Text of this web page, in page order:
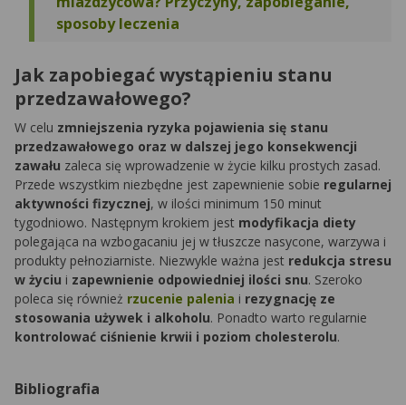
sposoby leczenia
Jak zapobiegać wystąpieniu stanu
przedzawałowego?
W celu zmniejszenia ryzyka pojawienia się stanu
przedzawałowego oraz w dalszej jego konsekwencji
zawału zaleca się wprowadzenie w życie kilku prostych zasad.
Przede wszystkim niezbędne jest zapewnienie sobie regularnej
aktywności fizycznej, w ilości minimum 150 minut
tygodniowo. Następnym krokiem jest modyfikacja diety
polegająca na wzbogacaniu jej w tłuszcze nasycone, warzywa i
produkty pełnoziarniste. Niezwykle ważna jest redukcja stresu
w życiu i zapewnienie odpowiedniej ilości snu. Szeroko
poleca się również rzucenie palenia i rezygnację ze
stosowania używek i alkoholu. Ponadto warto regularnie
kontrolować ciśnienie krwii i poziom cholesterolu.
Bibliografia